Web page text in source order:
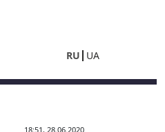
RU UA
18:51, 28.06.2020